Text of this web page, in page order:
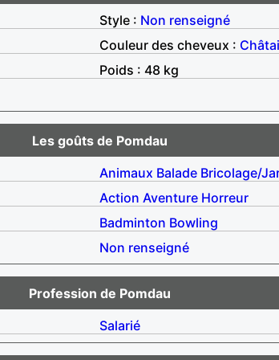
Style : Non renseigné
Couleur des cheveux :
Poids : 48 kg
Les goûts de Pomdau
Animaux Balade Bricolage/
Action Aventure Horreur
Badminton Bowling
Non renseigné
Profession de Pomdau
Salarié